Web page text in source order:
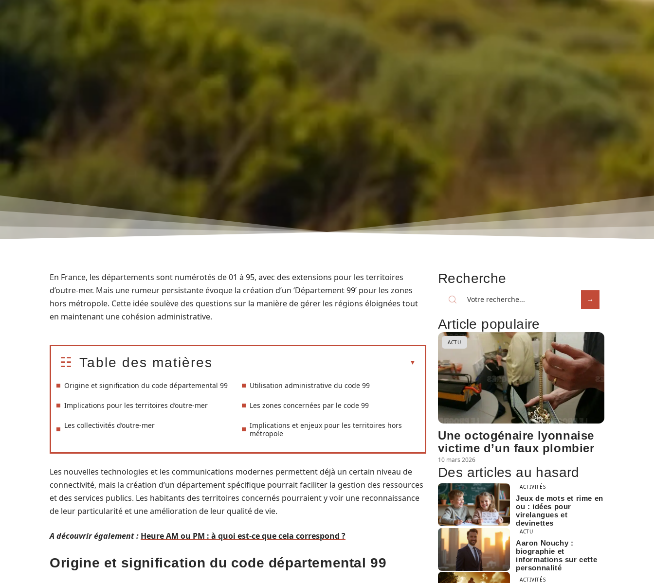
En France, les départements sont numérotés de 01 à 95, avec des extensions pour les territoires
d’outre-mer. Mais une rumeur persistante évoque la création d’un ‘Département 99’ pour les zones
hors métropole. Cette idée soulève des questions sur la manière de gérer les régions éloignées tout
en maintenant une cohésion administrative.
Table des matières
Origine et signification du code départemental 99 Utilisation administrative du code 99
Implications pour les territoires d’outre-mer Les zones concernées par le code 99
Les collectivités d’outre-mer
Implications et enjeux pour les territoires hors
métropole
Les nouvelles technologies et les communications modernes permettent déjà un certain niveau de
connectivité, mais la création d’un département spécifique pourrait faciliter la gestion des ressources
et des services publics. Les habitants des territoires concernés pourraient y voir une reconnaissance
de leur particularité et une amélioration de leur qualité de vie.
A découvrir également : Heure AM ou PM : à quoi est-ce que cela correspond ?
Origine et signification du code départemental 99
Recherche
Article populaire
ACTU
Une octogénaire lyonnaise
victime d’un faux plombier
10 mars 2026
Des articles au hasard
ACTIVITÉS
Jeux de mots et rime en
ou : idées pour
virelangues et
devinettes
ACTU
Aaron Nouchy :
biographie et
informations sur cette
personnalité
ACTIVITÉS